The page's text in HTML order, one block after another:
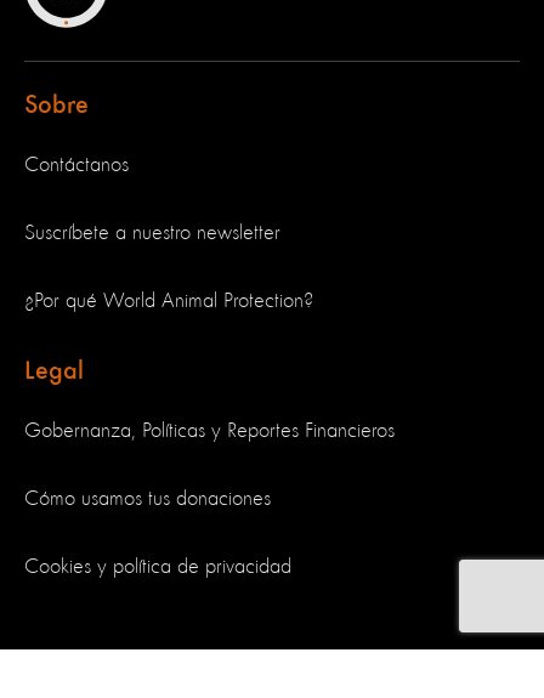
Sobre
Contáctanos
Suscríbete a nuestro newsletter
¿Por qué World Animal Protection?
Legal
Gobernanza, Políticas y Reportes Financieros
Cómo usamos tus donaciones
Cookies y política de privacidad